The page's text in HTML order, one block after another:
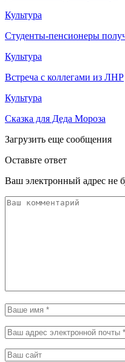
Культура
Студенты-пенсионеры
Культура
Встреча с коллегами из ЛНР
Культура
Сказка для Деда Мороза
Загрузить еще сообщения
Оставьте ответ
Ваш электронный адрес не